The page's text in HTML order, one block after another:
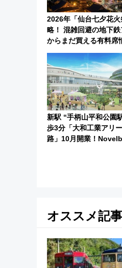
2026年「仙台七夕花
略！ 混雑回避の地下鉄
からまだ買える有料席
火前に楽しむ仙台観光
で解説！
新駅 “手柄山平和公園
歩3分「大和工業アリ
路」10月開業！
オススメ記事